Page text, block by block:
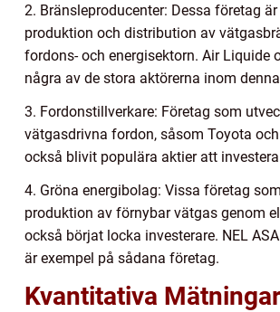
2. Bränsleproducenter: Dessa företag
produktion och distribution av
fordons- och energisektorn. Air Liquide
några av de stora aktörerna inom
3. Fordonstillverkare: Företag som
vätgasdrivna fordon, såsom Toyota
också blivit populära aktier att
4. Gröna energibolag: Vissa företag
produktion av förnybar vätgas genom
också börjat locka investerare. NEL
är exempel på sådana företag.
Kvantitativa